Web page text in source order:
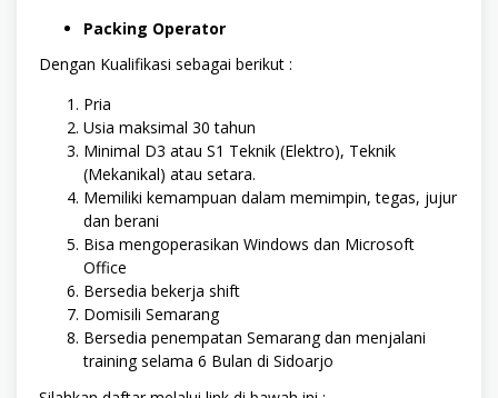
Packing Operator
Dengan Kualifikasi sebagai berikut :
Pria
Usia maksimal 30 tahun
Minimal D3 atau S1 Teknik (Elektro), Teknik
(Mekanikal) atau setara.
Memiliki kemampuan dalam memimpin, tegas, jujur
dan berani
Bisa mengoperasikan Windows dan Microsoft
Office
Bersedia bekerja shift
Domisili Semarang
Bersedia penempatan Semarang dan menjalani
training selama 6 Bulan di Sidoarjo